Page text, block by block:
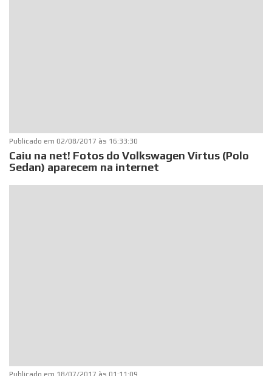
Publicado em 02/08/2017 às 16:33:30
Caiu na net! Fotos do Volkswagen Virtus (Polo
Sedan) aparecem na internet
Publicado em 18/07/2017 às 01:11:09